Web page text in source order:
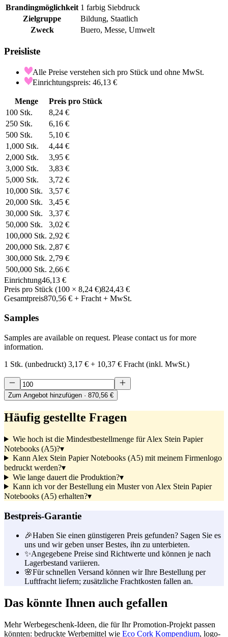
Brandingmöglichkeit 1 farbig Siebdruck
Zielgruppe
Bildung, Staatlich
Zweck
Buero, Messe, Umwelt
Preisliste
Alle Preise verstehen sich pro Stück und ohne MwSt.
Einrichtungspreis: 46,13 €
Menge
Preis pro Stück
100 Stk.
8,24 €
250 Stk.
6,16 €
500 Stk.
5,10 €
1,000 Stk.
4,44 €
2,000 Stk.
3,95 €
3,000 Stk.
3,83 €
5,000 Stk.
3,72 €
10,000 Stk.
3,57 €
20,000 Stk.
3,45 €
30,000 Stk.
3,37 €
50,000 Stk.
3,02 €
100,000 Stk. 2,92 €
200,000 Stk. 2,87 €
300,000 Stk. 2,79 €
500,000 Stk. 2,66 €
Einrichtung46,13 €
Preis pro Stück (100 × 8,24 €)824,43 €
Gesamtpreis870,56 € + Fracht + MwSt.
Samples
Samples are available on request. Please contact us for more
information.
1 Stk. (unbedruckt) 3,17 € + 10,37 € Fracht (inkl. MwSt.)
Zum Angebot hinzufügen · 870,56 €
Häufig gestellte Fragen
Wie hoch ist die Mindestbestellmenge für Alex Stein Papier
Notebooks (A5)?▾
Kann Alex Stein Papier Notebooks (A5) mit meinem Firmenlogo
bedruckt werden?▾
Wie lange dauert die Produktion?▾
Kann ich vor der Bestellung ein Muster von Alex Stein Papier
Notebooks (A5) erhalten?▾
Bestpreis-Garantie
🎉Haben Sie einen günstigeren Preis gefunden? Sagen Sie es
uns und wir geben unser Bestes, ihn zu unterbieten.
✨Angegebene Preise sind Richtwerte und können je nach
Lagerbestand variieren.
🌸Für schnellen Versand können wir Ihre Bestellung per
Luftfracht liefern; zusätzliche Frachtkosten fallen an.
Das könnte Ihnen auch gefallen
Mehr Werbegeschenk-Ideen, die für Ihr Promotion-Projekt passen
könnten: bedruckte Werbemittel wie Eco Cork Kompendium, logo-